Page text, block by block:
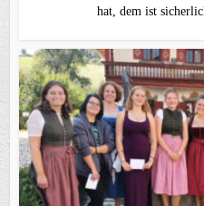
hat, dem ist